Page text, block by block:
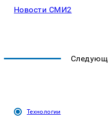
Новости СМИ2
Технологии